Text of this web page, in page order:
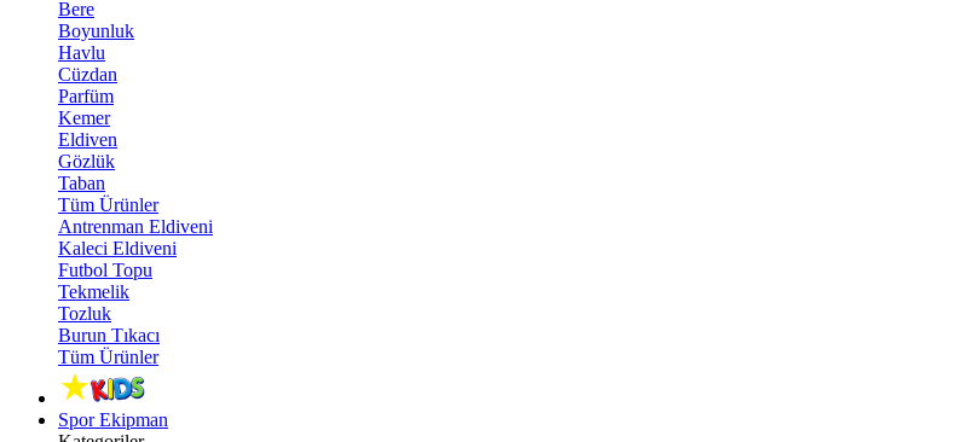
Bere
Boyunluk
Havlu
Cüzdan
Parfüm
Kemer
Eldiven
Gözlük
Taban
Tüm Ürünler
Antrenman Eldiveni
Kaleci Eldiveni
Futbol Topu
Tekmelik
Tozluk
Burun Tıkacı
Tüm Ürünler
Spor Ekipman